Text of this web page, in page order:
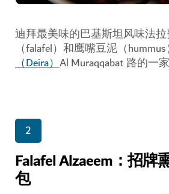
迪拜最美味的巴基斯坦风味法
（falafel）和鹰嘴豆泥（
（Deira）Al Muraqqabat 路的一
2
Falafel Alzaeem：招牌
包